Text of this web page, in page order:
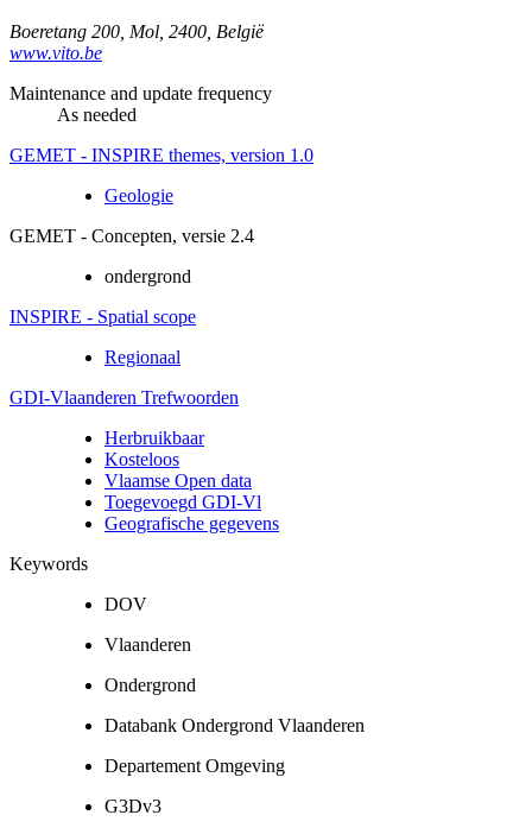
Boeretang 200 Mol 2400 België
www.vito.be
Maintenance and update frequency
As needed
GEMET - INSPIRE themes, version 1.0
Geologie
GEMET - Concepten, versie 2.4
ondergrond
INSPIRE - Spatial scope
Regionaal
GDI-Vlaanderen Trefwoorden
Herbruikbaar
Kosteloos
Vlaamse Open data
Toegevoegd GDI-Vl
Geografische gegevens
Keywords
DOV
Vlaanderen
Ondergrond
Databank Ondergrond Vlaanderen
Departement Omgeving
G3Dv3